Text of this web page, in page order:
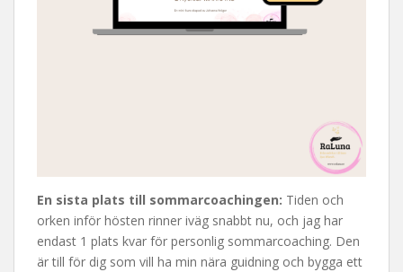
En sista plats till sommarcoachingen: Tiden och
orken inför hösten rinner iväg snabbt nu, och jag har
endast 1 plats kvar för personlig sommarcoaching. Den
är till för dig som vill ha min nära guidning och bygga ett